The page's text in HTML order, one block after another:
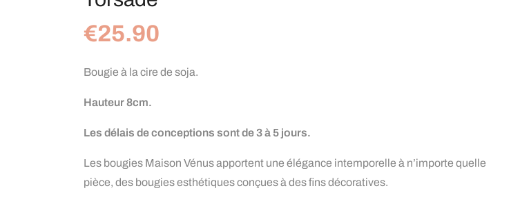
€25.90
Bougie à la cire de soja.
Hauteur 8cm.
Les délais de conceptions sont de 3 à 5 jours.
Les bougies Maison Vénus apportent une élégance intemporelle à n’importe quelle
pièce, des bougies esthétiques conçues à des fins décoratives.